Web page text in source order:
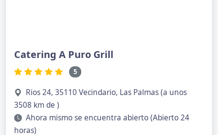
Catering A Puro Grill
5
Rios 24, 35110 Vecindario, Las Palmas (a unos
3508 km de )
Ahora mismo se encuentra abierto (Abierto 24
horas)